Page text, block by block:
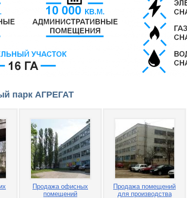
парк АГРЕГАТ
Продажа офисных
помещений
Продажа помещений
для производства